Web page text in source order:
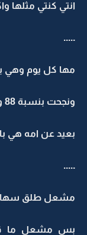
انتي كنتي مثلها
.....
مها كل يوم وهي
ونجحت بنسبة 88 و مشعل كان مجهزلها قصر لحالها
بعيد عن امه هي
.....
مشعل طلق سهام
بس مشعل ما